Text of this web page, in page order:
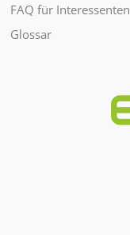
FAQ für Interessenten
Glossar